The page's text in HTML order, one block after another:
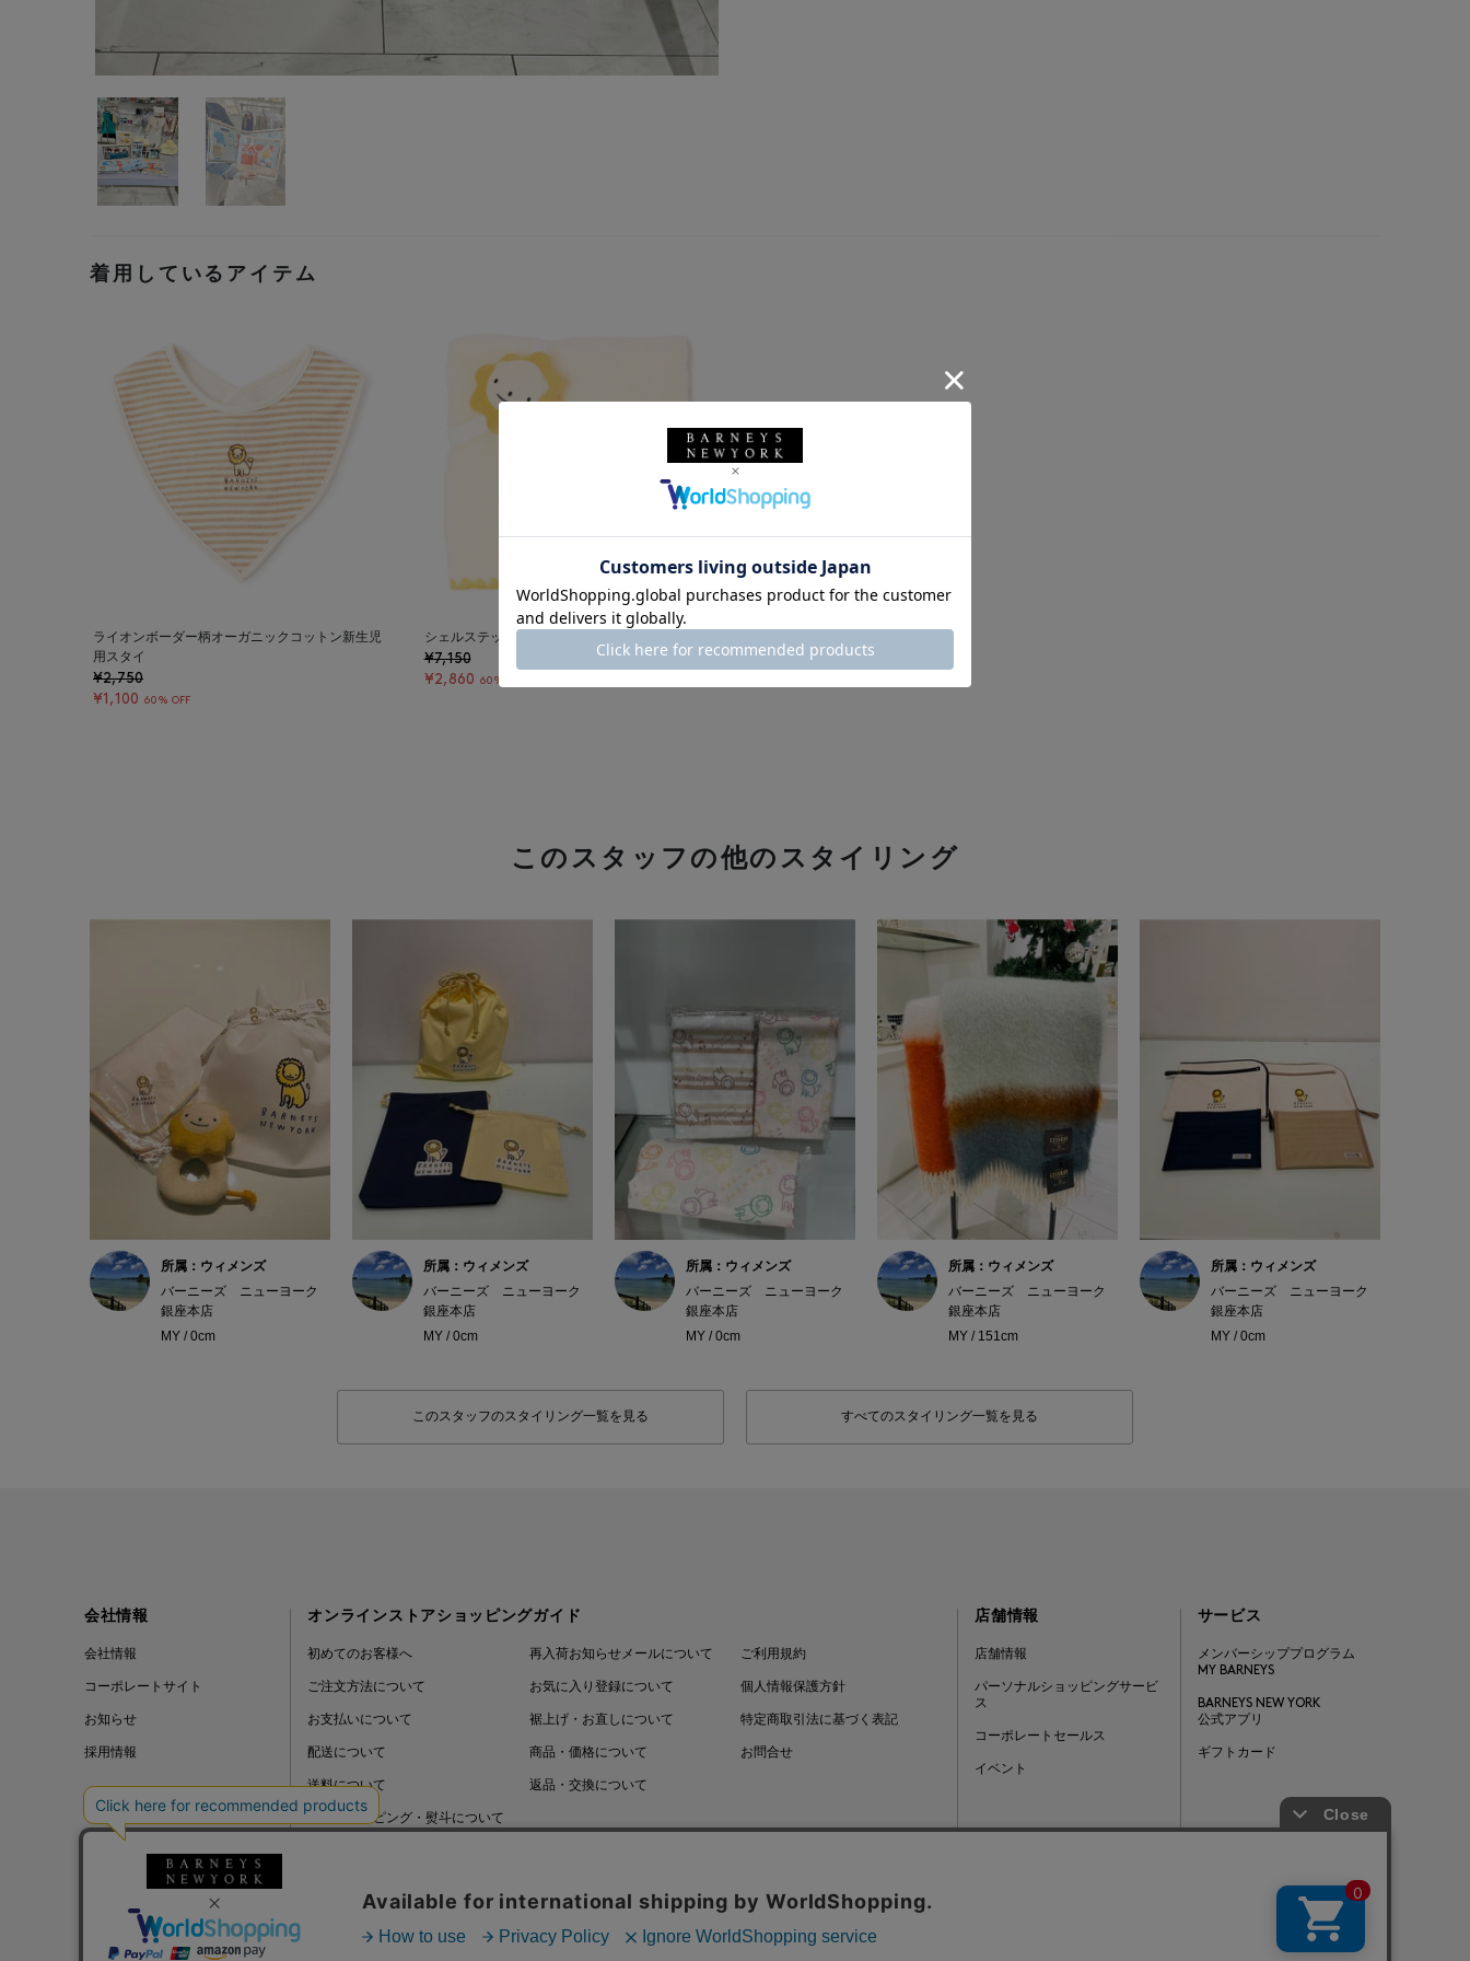
着用しているアイテム
ライオンボーダー柄オーガニックコットン新生児
用スタイ
¥2,750
¥1,100 60% OFF
シェルステッチライオンブランケット
¥7,150
¥2,860 60% OFF
このスタッフの他のスタイリング
所属：ウィメンズ
バーニーズ ニューヨーク
銀座本店
MY / 0cm
所属：ウィメンズ
バーニーズ ニューヨーク
銀座本店
MY / 0cm
所属：ウィメンズ
バーニーズ ニューヨーク
銀座本店
MY / 0cm
所属：ウィメンズ
バーニーズ ニューヨーク
銀座本店
MY / 151cm
所属：ウィメンズ
バーニーズ ニューヨーク
銀座本店
MY / 0cm
このスタッフのスタイリング一覧を見る すべてのスタイリング一覧を見る
会社情報
会社情報
コーポレートサイト
お知らせ
採用情報
オンラインストアショッピングガイド
初めてのお客様へ
ご注文方法について
お支払いについて
配送について
送料について
ギフトラッピング・熨斗について
再入荷お知らせメールについて
お気に入り登録について
裾上げ・お直しについて
商品・価格について
返品・交換について
ご利用規約
個人情報保護方針
特定商取引法に基づく表記
お問合せ
店舗情報
店舗情報
パーソナルショッピングサービ
ス
コーポレートセールス
イベント
サービス
メンバーシッププログラム
MY BARNEYS
BARNEYS NEW YORK
公式アプリ
ギフトカード